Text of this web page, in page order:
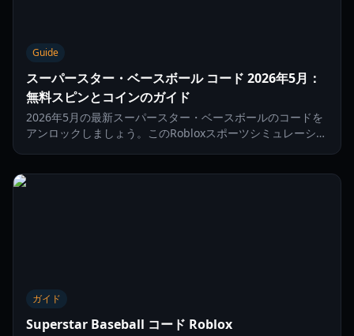
Guide
スーパースター・ベースボール コード 2026年5月：
無料スピンとコインのガイド
2026年5月の最新スーパースター・ベースボールのコードを
アンロックしましょう。このRobloxスポーツシミュレーショ
ガイド
Superstar Baseball コード Roblox